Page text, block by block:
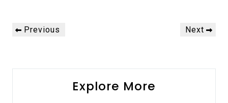
Navigation
dePrevious
Previous
Next
Next
Explore More